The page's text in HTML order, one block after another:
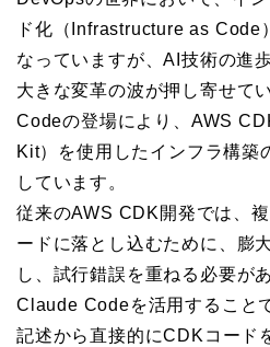
ド化（Infrastructure as Code
なっていますが、AI技術の進
大きな変革の波が押し寄せて
Codeの登場により、AWS
Kit）を使用したインフラ構築
しています。
従来のAWS CDK開発では、
ードに落とし込むために、膨
し、試行錯誤を重ねる必要が
Claude Codeを活用すること
記述から直接的にCDKコード